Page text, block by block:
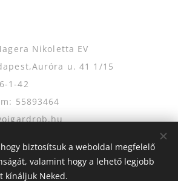
Nikoletta EV
u. 41 1/15
1-42
55893464
biztosítsuk a weboldal megfelelő
valamint hogy a lehető legjobb
kínáljuk Neked.